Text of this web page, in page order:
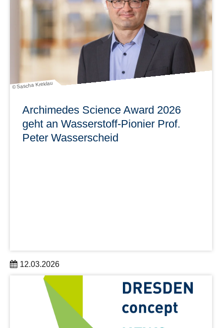
mehr erfahren
© Sascha Kreklau
Archimedes Science Award 2026
geht an Wasserstoff-Pionier Prof.
Peter Wasserscheid
12.03.2026
Der Archimedes Science Award 2026 würdigt einen
international führenden Forscher auf dem Gebiet der
Wasserstofftechnologien: Prof. Peter Wasserscheid.